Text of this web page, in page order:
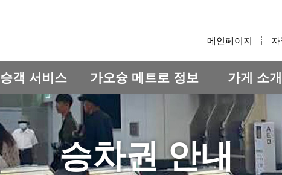
메인페이지
승객 서비스 가오슝 메트로 정보 가게 소개
승차권 안내